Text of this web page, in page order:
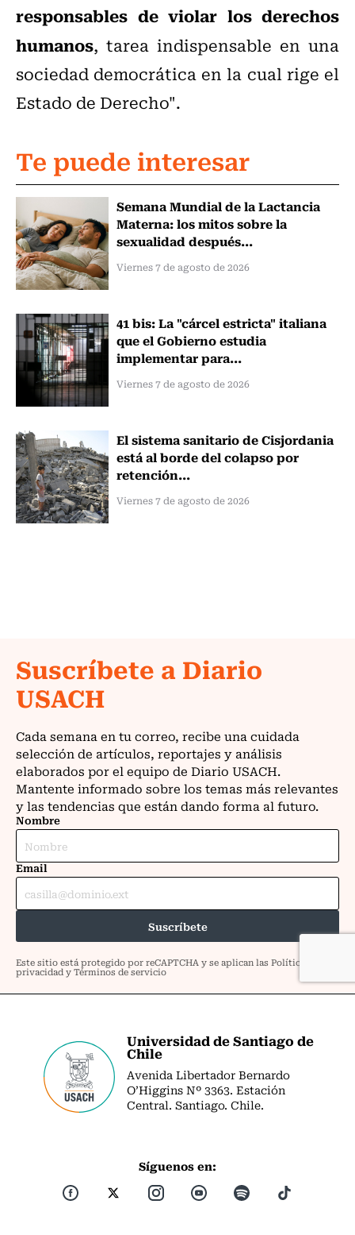
responsables de violar los derechos
humanos, tarea indispensable en una
sociedad democrática en la cual rige el
Estado de Derecho".
Te puede interesar
Semana Mundial de la Lactancia
Materna: los mitos sobre la
sexualidad después...
Viernes 7 de agosto de 2026
41 bis: La "cárcel estricta" italiana
que el Gobierno estudia
implementar para...
Viernes 7 de agosto de 2026
El sistema sanitario de Cisjordania
está al borde del colapso por
retención...
Viernes 7 de agosto de 2026
Universidad de Santiago de
Chile
Avenida Libertador Bernardo
O’Higgins Nº 3363. Estación
Central. Santiago. Chile.
Síguenos en: